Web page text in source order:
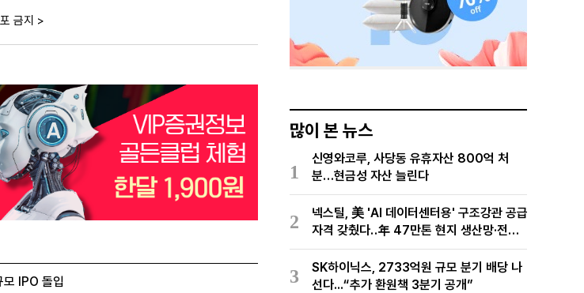
금지 >
IPO 돌입
많이 본 뉴스
1
신영와코루, 사당동 유휴자산 800억 처
분…현금성 자산 늘린다
2
넥스틸, 美 'AI 데이터센터용' 구조강관 공급
자격 갖췄다‥年 47만톤 현지 생산망·전미
유통망 구축
3
SK하이닉스, 2733억원 규모 분기 배당 나
선다...“추가 환원책 3분기 공개”